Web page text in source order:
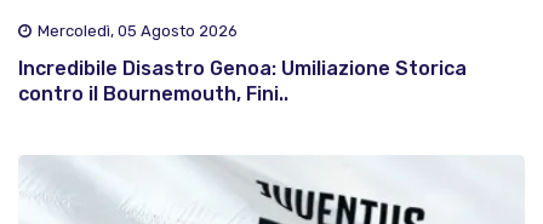
Mercoledì, 05 Agosto 2026
Incredibile Disastro Genoa: Umiliazione Storica
contro il Bournemouth, Fini..